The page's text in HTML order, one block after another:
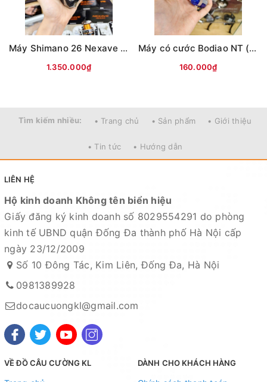
0.30/130
Máy Câu StrikeForce 2020 – 4000B
Trọng lượng: 370g | Drag: 6kg | Thu dây:
0.35/190
Máy Shimano 26 Nexave Đen cam(hộp Đen)
1.350.000₫
Máy có cước Bodiao NT (Bạc)
160.000₫
Tìm kiếm nhiều: • Trang chủ • Sản phẩm • Giới thiệu
• Tin tức • Hướng dẫn
LIÊN HỆ
Hộ kinh doanh Không tên biển hiệu
Giấy đăng ký kinh doanh số 8029554291 do phòng
kinh tế UBND quận Đống Đa thành phố Hà Nội cấp
ngày 23/12/2009
Số 10 Đông Tác, Kim Liên, Đống Đa, Hà Nội
0981389928
docaucuongkl@gmail.com
VỀ ĐỒ CÂU CƯỜNG KL DÀNH CHO KHÁCH HÀNG